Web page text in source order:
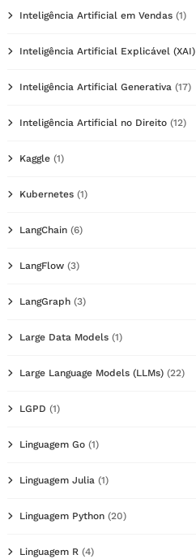
Inteligência Artificial em Vendas (1)
Inteligência Artificial Explicável (XAI)
Inteligência Artificial Generativa (17)
Inteligência Artificial no Direito (12)
Kaggle (1)
Kubernetes (1)
LangChain (6)
LangFlow (3)
LangGraph (3)
Large Data Models (1)
Large Language Models (LLMs) (22)
LGPD (1)
Linguagem Go (1)
Linguagem Julia (1)
Linguagem Python (20)
Linguagem R (4)